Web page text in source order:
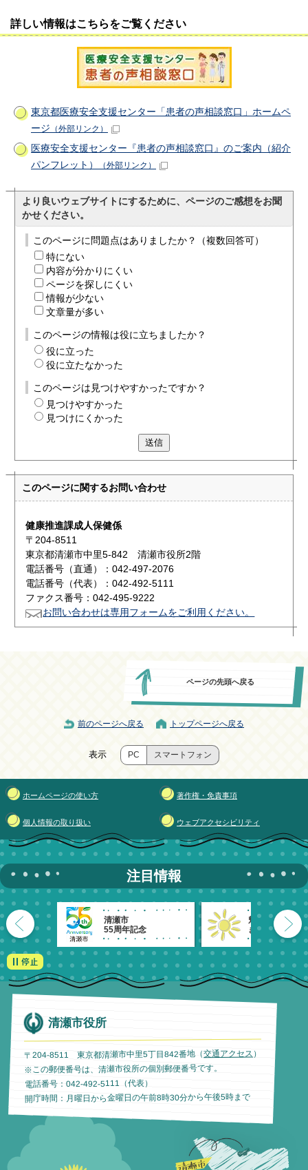
詳しい情報はこちらをご覧ください
東京都医療安全支援センター「患者の声相談窓口」ホームペ
ージ （外部リンク）
医療安全支援センター『患者の声相談窓口』のご案内（紹介
パンフレット）
（外部リンク）
より良いウェブサイトにするために、ページのご感想をお聞
かせください。
このページに問題点はありましたか？（複数回答可）
特にない
内容が分かりにくい
ページを探しにくい
情報が少ない
文章量が多い
このページの情報は役に立ちましたか？
役に立った
役に立たなかった
このページは見つけやすかったですか？
見つけやすかった
見つけにくかった
送信
このページに関するお問い合わせ
健康推進課成人保健係
〒204-8511
東京都清瀬市中里5-842 清瀬市役所2階
電話番号（直通）：042-497-2076
電話番号（代表）：042-492-5111
ファクス番号：042-495-9222
お問い合わせは専用フォームをご利用ください。
ページの先頭へ戻る
前のページへ戻る トップページへ戻る
表示 PC スマートフォン
ホームページの使い方 著作権・免責事項
個人情報の取り扱い ウェブアクセシビリティ
注目情報
清瀬市
55周年記念
魅力発信！
きよせのーと。
清瀬市役所
〒204-8511 東京都清瀬市中里5丁目842番地（交通アクセス ）
※この郵便番号は、清瀬市役所の個別郵便番号です。
電話番号：042-492-5111（代表）
開庁時間：月曜日から金曜日の午前8時30分から午後5時まで